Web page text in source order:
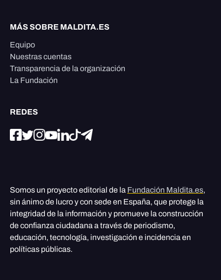
MÁS SOBRE MALDITA.ES
Equipo
Nuestras cuentas
Transparencia de la organización
La Fundación
REDES
Somos un proyecto editorial de la Fundación Maldita.es,
sin ánimo de lucro y con sede en España, que protege la
integridad de la información y promueve la construcción
de confianza ciudadana a través de periodismo,
educación, tecnología, investigación e incidencia en
políticas públicas.